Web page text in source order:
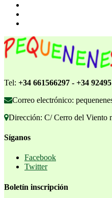
Tel: +34 661566297 - +34
Correo electrónico:
Dirección: C/ Cerro del Viento
Síganos
Facebook
Twitter
Boletín inscripción